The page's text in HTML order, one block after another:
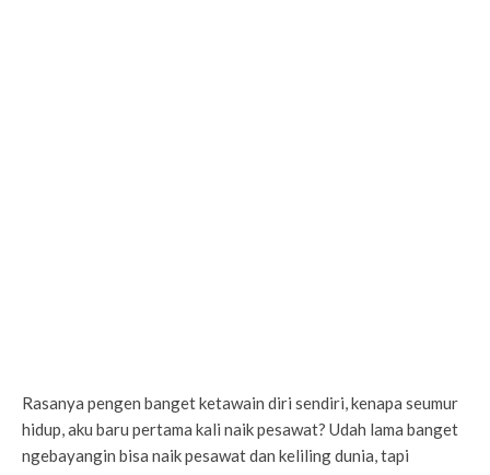
Rasanya pengen banget ketawain diri sendiri, kenapa seumur
hidup, aku baru pertama kali naik pesawat? Udah lama banget
ngebayangin bisa naik pesawat dan keliling dunia, tapi